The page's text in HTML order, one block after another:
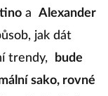
a
Alexander
jak dát
trendy,
bude
sako, rovné